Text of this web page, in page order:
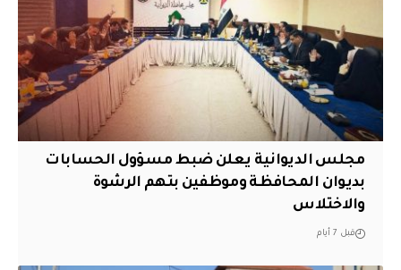
مجلس الديوانية يعلن ضبط مسؤول الحسابات
بديوان المحافظة وموظفين بتهم الرشوة
والاختلاس
قبل 7 أيام